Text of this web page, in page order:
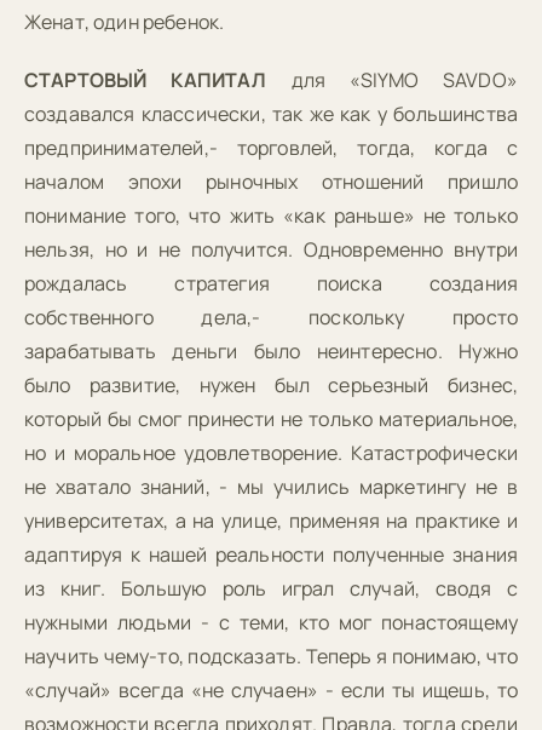
Женат, один ребенок.
CТАРТОВЫЙ КАПИТАЛ
для «SIYMO SAVDO»
создавался классически, так же как у большинства
предпринимателей,- торговлей, тогда, когда с
началом эпохи рыночных отношений пришло
понимание того, что жить «как раньше» не только
нельзя, но и не получится. Одновременно внутри
рождалась стратегия поиска создания
собственного дела,- поскольку просто
зарабатывать деньги было неинтересно. Нужно
было развитие, нужен был серьезный бизнес,
который бы смог принести не только материальное,
но и моральное удовлетворение. Катастрофически
не хватало знаний, - мы учились маркетингу не в
университетах, а на улице, применяя на практике и
адаптируя к нашей реальности полученные знания
из книг. Большую роль играл случай, сводя с
нужными людьми - с теми, кто мог понастоящему
научить чему-то, подсказать. Теперь я понимаю, что
«случай» всегда «не случаен» - если ты ищешь, то
возможности всегда приходят. Правда, тогда среди